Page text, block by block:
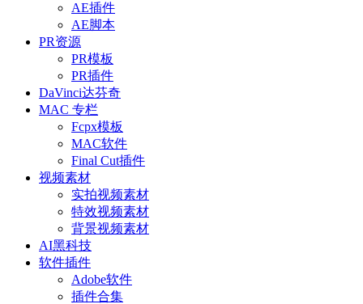
AE插件
AE脚本
PR资源
PR模板
PR插件
DaVinci达芬奇
MAC 专栏
Fcpx模板
MAC软件
Final Cut插件
视频素材
实拍视频素材
特效视频素材
背景视频素材
AI黑科技
软件插件
Adobe软件
插件合集